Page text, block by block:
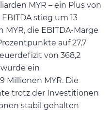
MYR – ein Plus von
stieg um 13
MYR, die EBITDA-Marge
auf 27,7
von 368,2
ein
Millionen MYR. Die
trotz der Investitionen
stabil gehalten